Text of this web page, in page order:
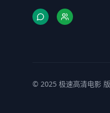
© 2025 极速高清电影